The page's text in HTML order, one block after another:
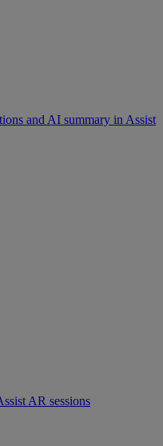
and AI summary in Assist
AR sessions